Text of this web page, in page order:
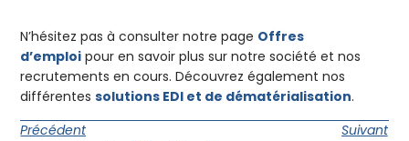
N’hésitez pas à consulter notre page Offres
d’emploi pour en savoir plus sur notre société et nos
recrutements en cours. Découvrez également nos
différentessolutions EDI et de dématérialisation.
Précédent
Suivant